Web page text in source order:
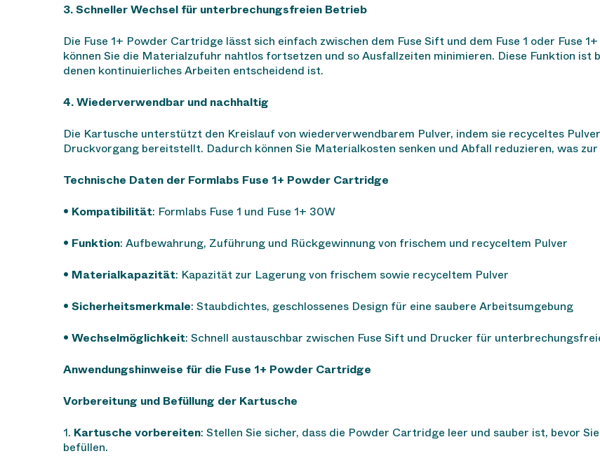
3. Schneller Wechsel für unterbrechungsfreien Betrieb
Die Fuse 1+ Powder Cartridge lässt sich einfach zwischen dem Fuse Sift und dem Fuse 1 oder Fuse
können Sie die Materialzufuhr nahtlos fortsetzen und so Ausfallzeiten minimieren. Diese Funktion
denen kontinuierliches Arbeiten entscheidend ist.
4. Wiederverwendbar und nachhaltig
Die Kartusche unterstützt den Kreislauf von wiederverwendbarem Pulver, indem sie recyceltes
Druckvorgang bereitstellt. Dadurch können Sie Materialkosten senken und Abfall reduzieren, was
Technische Daten der Formlabs Fuse 1+ Powder Cartridge
• Kompatibilität: Formlabs Fuse 1 und Fuse 1+ 30W
• Funktion: Aufbewahrung, Zuführung und Rückgewinnung von frischem und recyceltem Pulver
• Materialkapazität: Kapazität zur Lagerung von frischem sowie recyceltem Pulver
• Sicherheitsmerkmale: Staubdichtes, geschlossenes Design für eine saubere Arbeitsumgebung
• Wechselmöglichkeit: Schnell austauschbar zwischen Fuse Sift und Drucker für
Anwendungshinweise für die Fuse 1+ Powder Cartridge
Vorbereitung und Befüllung der Kartusche
1. Kartusche vorbereiten: Stellen Sie sicher, dass die Powder Cartridge leer und sauber ist, bevor
befüllen.